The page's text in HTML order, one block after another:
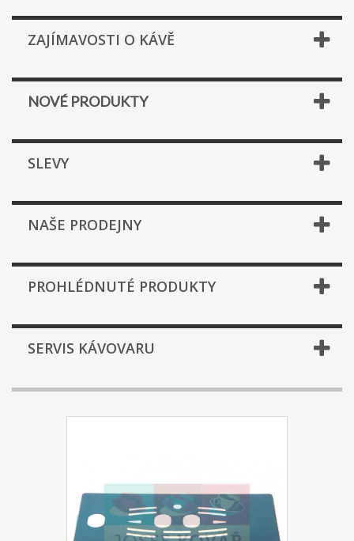
ZAJÍMAVOSTI O KÁVĚ
NOVÉ PRODUKTY
SLEVY
NAŠE PRODEJNY
PROHLÉDNUTÉ PRODUKTY
SERVIS KÁVOVARU